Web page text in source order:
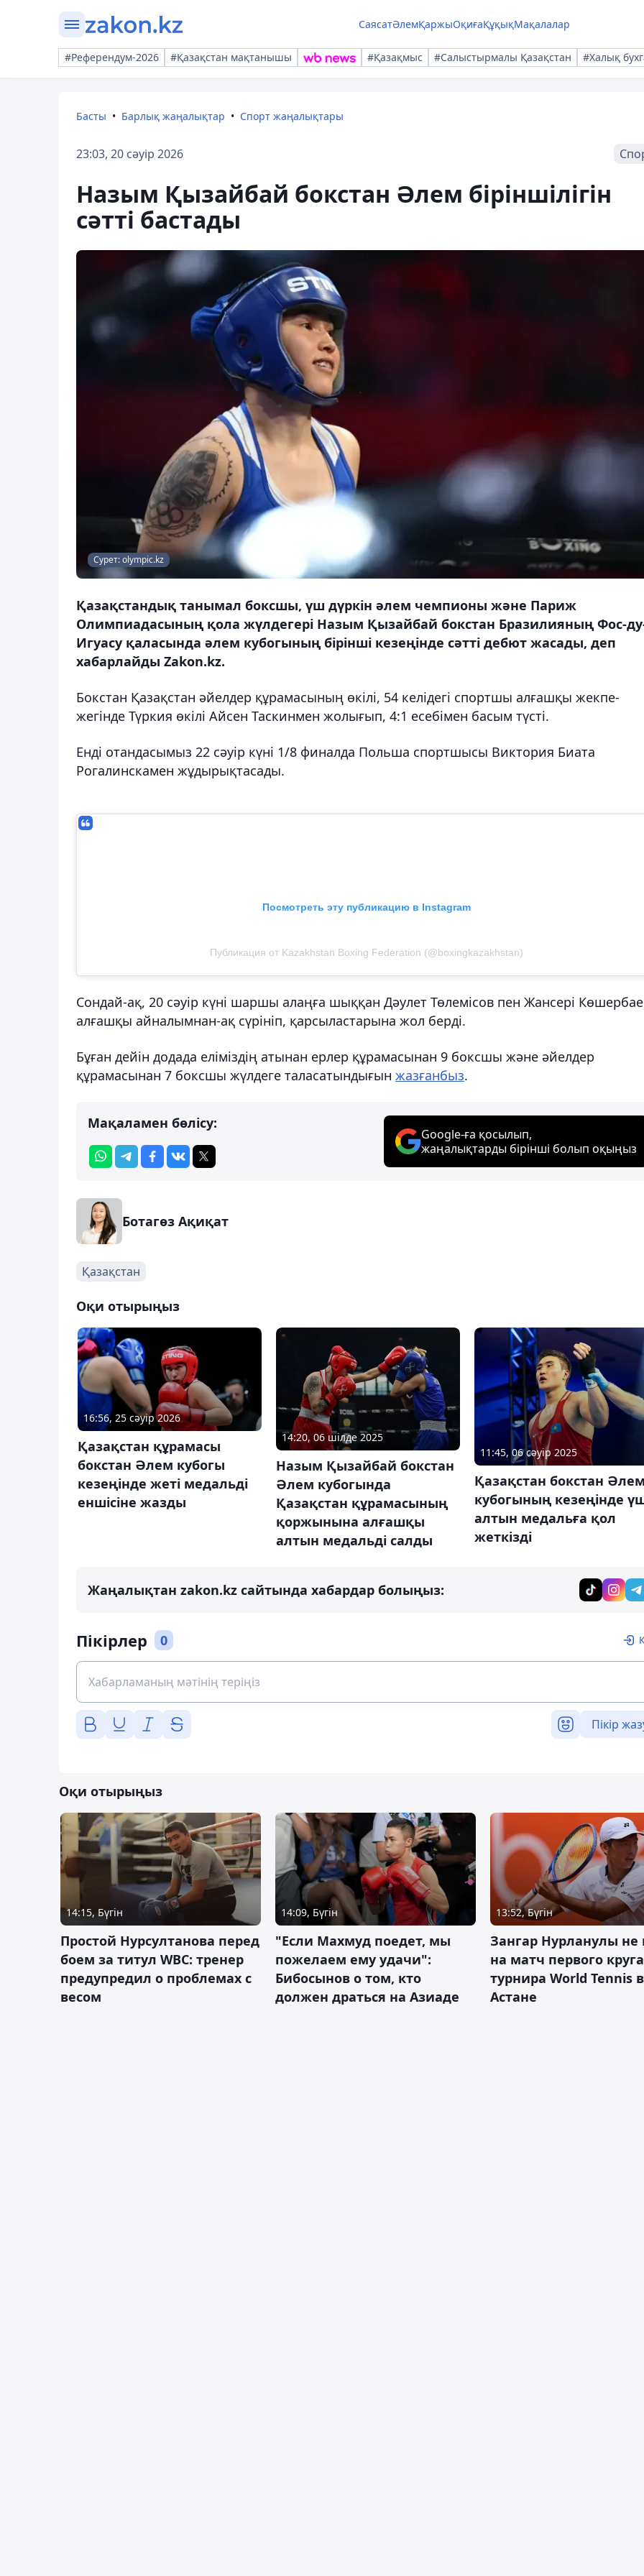
СаясатӘлемҚаржыОқиғаҚұқықМақалалар
#Референдум-2026 #Қазақстан мақтанышы #Қазақмыс #Салыстырмалы Қазақстан #Халық
Басты Барлық жаңалықтар Спорт жаңалықтары
23:03, 20 сәуір 2026
Назым Қызайбай бокстан Әлем біріншілігін
сәтті бастады
Сурет: olympic.kz
Қазақстандық танымал боксшы, үш дүркін әлем чемпионы және Париж
Олимпиадасының қола жүлдегері Назым Қызайбай бокстан Бразилияның Фос-
Игуасу қаласында әлем кубогының бірінші кезеңінде сәтті дебют жасады, деп
хабарлайды Zakon.kz.
Бокстан Қазақстан әйелдер құрамасының өкілі, 54 келідегі спортшы алғашқы жекпе-
жегінде Түркия өкілі Айсен Таскинмен жолығып, 4:1 есебімен басым түсті.
Енді отандасымыз 22 сәуір күні 1/8 финалда Польша спортшысы Виктория Биата
Рогалинскамен жұдырықтасады.
Посмотреть эту публикацию в Instagram
Публикация от Kazakhstan Boxing Federation (@boxingkazakhstan)
Сондай-ақ, 20 сәуір күні шаршы алаңға шыққан Дәулет Төлемісов пен Жансері
алғашқы айналымнан-ақ сүрініп, қарсыластарына жол берді.
Бұған дейін додада еліміздің атынан ерлер құрамасынан 9 боксшы және әйелдер
құрамасынан 7 боксшы жүлдеге таласатындығын жазғанбыз.
Мақаламен бөлісу:
Google-ға қосылып,
жаңалықтарды бірінші болып оқыңыз
Ботагөз Ақиқат
Қазақстан
Оқи отырыңыз
16:56, 25 сәуір 2026
Қазақстан құрамасы
бокстан Әлем кубогы
кезеңінде жеті медальді
еншісіне жазды
14:20, 06 шілде 2025
Назым Қызайбай бокстан
Әлем кубогында
Қазақстан құрамасының
қоржынына алғашқы
алтын медальді салды
11:45, 06 сәуір 2025
Қазақстан бокстан
кубогының кезеңінде
алтын медальға қол
жеткізді
Жаңалықтан zakon.kz сайтында хабардар болыңыз:
Пікірлер 0
Пікір
Оқи отырыңыз
14:15, Бүгін
Простой Нурсултанова перед
боем за титул WBC: тренер
предупредил о проблемах с
весом
14:09, Бүгін
"Если Махмуд поедет, мы
пожелаем ему удачи":
Бибосынов о том, кто
должен драться на Азиаде
13:52, Бүгін
Зангар Нурланулы
на матч первого круга
турнира World Tennis в
Астане